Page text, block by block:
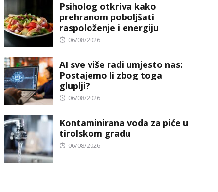
Psiholog otkriva kako
prehranom poboljšati
raspoloženje i energiju
Posted
06/08/2026
AI sve više radi umjesto nas:
Postajemo li zbog toga
gluplji?
Posted
06/08/2026
Kontaminirana voda za piće u
tirolskom gradu
Posted
06/08/2026